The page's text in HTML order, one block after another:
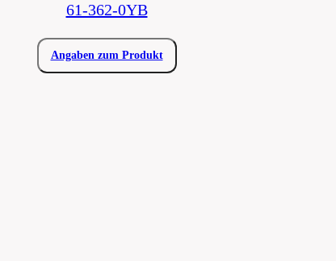
61-362-0YB
Angaben zum Produkt